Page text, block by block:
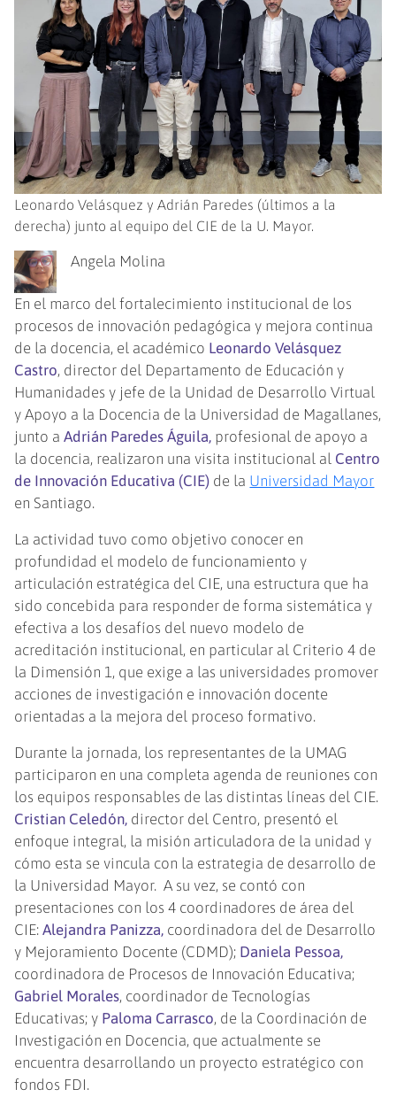
Leonardo Velásquez y Adrián Paredes (últimos a la
derecha) junto al equipo del CIE de la U. Mayor.
Angela Molina
En el marco del fortalecimiento institucional de los
procesos de innovación pedagógica y mejora continua
de la docencia, el académico Leonardo Velásquez
Castro, director del Departamento de Educación y
Humanidades y jefe de la Unidad de Desarrollo Virtual
y Apoyo a la Docencia de la Universidad de Magallanes,
junto a Adrián Paredes Águila, profesional de apoyo a
la docencia, realizaron una visita institucional al Centro
de Innovación Educativa (CIE) de la Universidad Mayor
en Santiago.
La actividad tuvo como objetivo conocer en
profundidad el modelo de funcionamiento y
articulación estratégica del CIE, una estructura que ha
sido concebida para responder de forma sistemática y
efectiva a los desafíos del nuevo modelo de
acreditación institucional, en particular al Criterio 4 de
la Dimensión 1, que exige a las universidades promover
acciones de investigación e innovación docente
orientadas a la mejora del proceso formativo.
Durante la jornada, los representantes de la UMAG
participaron en una completa agenda de reuniones con
los equipos responsables de las distintas líneas del CIE.
Cristian Celedón, director del Centro, presentó el
enfoque integral, la misión articuladora de la unidad y
cómo esta se vincula con la estrategia de desarrollo de
la Universidad Mayor. A su vez, se contó con
presentaciones con los 4 coordinadores de área del
CIE:Alejandra Panizza, coordinadora del de Desarrollo
y Mejoramiento Docente (CDMD); Daniela Pessoa,
coordinadora de Procesos de Innovación Educativa;
Gabriel Morales, coordinador de Tecnologías
Educativas; y Paloma Carrasco, de la Coordinación de
Investigación en Docencia, que actualmente se
encuentra desarrollando un proyecto estratégico con
fondos FDI.